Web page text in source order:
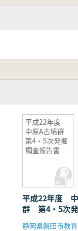
平成22年度
中原A古墳群
第4・5次発掘
調査報告書
平成22年度
群 第4・5次
報告書
静岡県磐田市教